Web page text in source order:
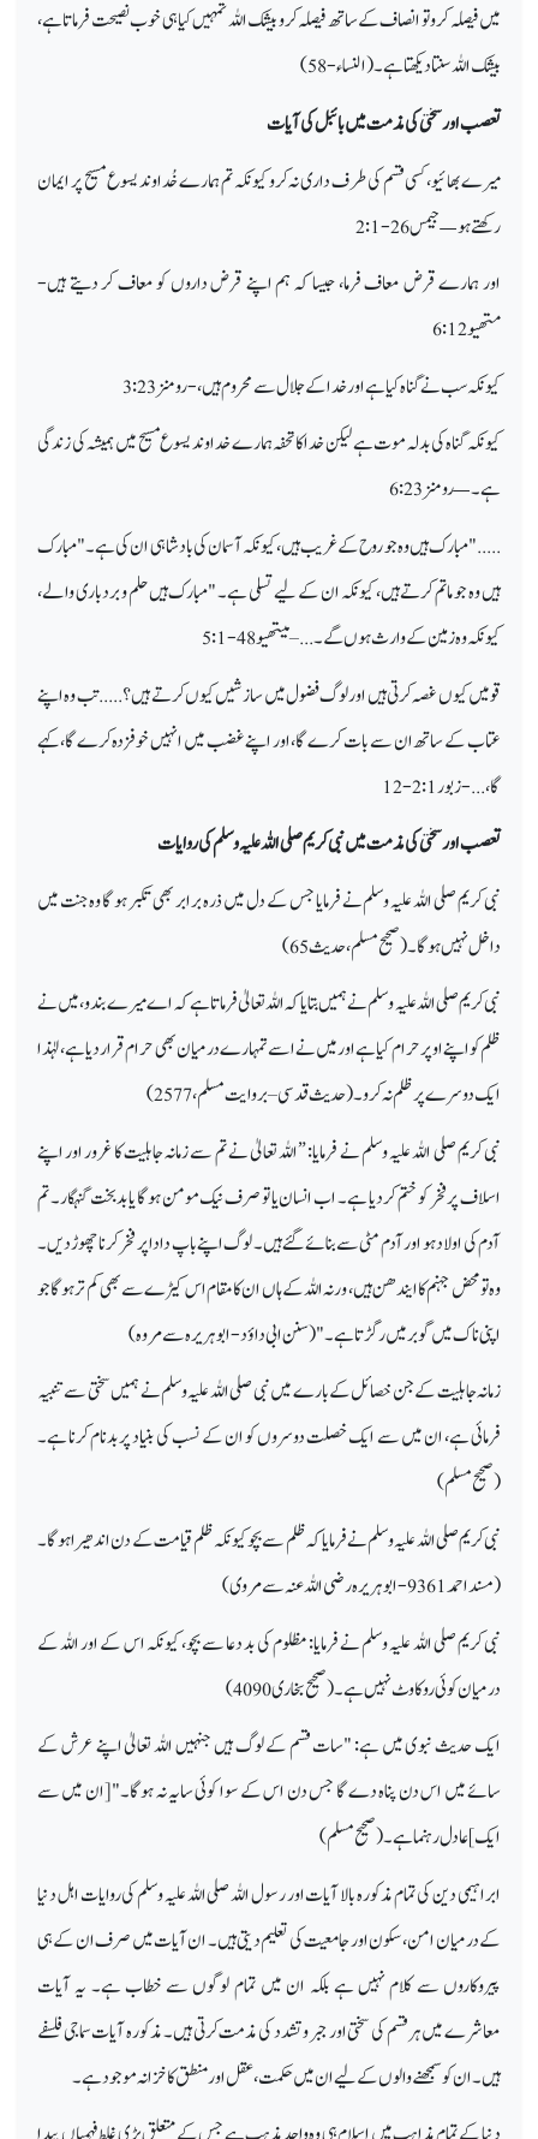
میں فیصلہ کرو تو انصاف کے ساتھ فیصلہ کرو بیشک اللہ تمہیں کیا ہی خوب نصیحت فرماتا ہے،
بیشک اللہ سنتا دیکھتا ہے۔ (النساء-58)
تعصب اور سختی کی مذمت میں بائبل کی آیات
میرے بھائیو، کسی قسم کی طرف داری نہ کرو کیونکہ تم ہمارے خُداوند یسوع مسیح پر ایمان
رکھتے ہو — جیمس 26-2:1
اور ہمارے قرض معاف فرما، جیسا کہ ہم اپنے قرض داروں کو معاف کر دیتے ہیں-
متھیو 6:12
کیونکہ سب نے گناہ کیا ہے اور خدا کے جلال سے محروم ہیں، - رومنز 3:23
کیونکہ گناہ کی بدلہ موت ہے لیکن خدا کا تحفہ ہمارے خداوند یسوع مسیح میں ہمیشہ کی زندگی
ہے۔ — رومنز 6:23
....."مبارک ہیں وہ جو روح کے غریب ہیں، کیونکہ آسمان کی بادشاہی ان کی ہے۔ "مبارک
ہیں وہ جو ماتم کرتے ہیں، کیونکہ ان کے لیے تسلی ہے۔ "مبارک ہیں حلم و بردباری والے،
کیونکہ وہ زمین کے وارث ہوں گے۔ ... – میتھیو48- 5:1
قومیں کیوں غصہ کرتی ہیں اور لوگ فضول میں سازشیں کیوں کرتے ہیں؟ ..... تب وہ اپنے
عتاب کے ساتھ ان سے بات کرے گا، اور اپنے غضب میں انہیں خوفزدہ کرے گا، کہے
گا،... - زبور 2:1-12
تعصب اور سختی کی مذمت میں نبی کریم صلی اللہ علیہ وسلم کی روایات
نبی کریم صلی اللہ علیہ وسلم نے فرمایا جس کے دل میں ذرہ برابر بھی تکبر ہو گا وہ جنت میں
داخل نہیں ہو گا۔ (صحیح مسلم، حدیث 65)
نبی کریم صلی اللہ علیہ وسلم نے ہمیں بتایا کہ اللہ تعالیٰ فرماتا ہے کہ اے میرے بندو، میں نے
ظلم کو اپنے اوپر حرام کیا ہے اور میں نے اسے تمہارے درمیان بھی حرام قرار دیا ہے، لہٰذا
ایک دوسرے پر ظلم نہ کرو۔ (حدیث قدسی – بروایت مسلم، 2577)
نبی کریم صلی اللہ علیہ وسلم نے فرمایا: ”اللہ تعالیٰ نے تم سے زمانہ جاہلیت کا غرور اور اپنے
اسلاف پر فخر کو ختم کر دیا ہے۔ اب انسان یا تو صرف نیک مومن ہوگا یا بد بخت گنہگار۔ تم
آدم کی اولاد ہو اور آدم مٹی سے بنائے گئے ہیں۔ لوگ اپنے باپ دادا پر فخر کرنا چھوڑ دیں۔
وہ تو محض جہنم کا ایندھن ہیں، ورنہ اللہ کے ہاں ان کا مقام اس کیڑے سے بھی کم تر ہوگا جو
اپنی ناک میں گوبر میں رگڑتا ہے۔" (سنن ابی داؤد - ابوہریرہ سے مروہ)
زمانہ جاہلیت کے جن خصائل کے بارے میں نبی صلی اللہ علیہ وسلم نے ہمیں سختی سے تنبیہ
فرمائی ہے، ان میں سے ایک خصلت دوسروں کو ان کے نسب کی بنیاد پر بدنام کرنا ہے۔
(صحیح مسلم)
نبی کریم صلی اللہ علیہ وسلم نے فرمایا کہ ظلم سے بچو کیونکہ ظلم قیامت کے دن اندھیرا ہو گا۔
(مسند احمد 9361- ابوہریرہ رضی اللہ عنہ سے مروی)
نبی کریم صلی اللہ علیہ وسلم نے فرمایا: مظلوم کی بد دعا سے بچو، کیونکہ اس کے اور اللہ کے
درمیان کوئی روکاوٹ نہیں ہے۔ (صحیح بخاری 4090)
ایک حدیث نبوی میں ہے: "سات قسم کے لوگ ہیں جنہیں اللہ تعالیٰ اپنے عرش کے
سائے میں اس دن پناہ دے گا جس دن اس کے سوا کوئی سایہ نہ ہوگا۔" [ان میں سے
ایک] عادل رہنما ہے۔ (صحیح مسلم)
ابراہیمی دین کی تمام مذکورہ بالا آیات اور رسول اللہ صلی اللہ علیہ وسلم کی روایات اہل دنیا
کے درمیان امن، سکون اور جامعیت کی تعلیم دیتی ہیں۔ ان آیات میں صرف ان کے ہی
پیروکاروں سے کلام نہیں ہے بلکہ ان میں تمام لوگوں سے خطاب ہے۔ یہ آیات
معاشرے میں ہر قسم کی سختی اور جبر و تشدد کی مذمت کرتی ہیں۔ مذکورہ آیات سماجی فلسفے
ہیں۔ ان کو سمجھنے والوں کے لیے ان میں حکمت، عقل اور منطق کا خزانہ موجود ہے۔